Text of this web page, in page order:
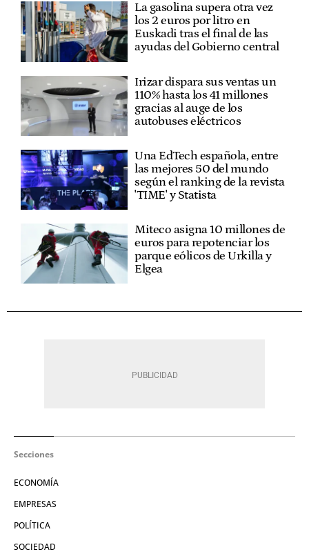
La gasolina supera otra vez
los 2 euros por litro en
Euskadi tras el final de las
ayudas del Gobierno central
Irizar dispara sus ventas un
110% hasta los 41 millones
gracias al auge de los
autobuses eléctricos
Una EdTech española, entre
las mejores 50 del mundo
según el ranking de la revista
'TIME' y Statista
Miteco asigna 10 millones de
euros para repotenciar los
parque eólicos de Urkilla y
Elgea
Secciones
ECONOMÍA
EMPRESAS
POLÍTICA
SOCIEDAD